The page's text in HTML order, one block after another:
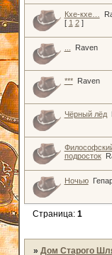
Кхе-кхе…
[ 1 2 ]
Raven
*** Raven
Чёрный лёд
подросток
Ночью
Страница: 1
» Дом Старого